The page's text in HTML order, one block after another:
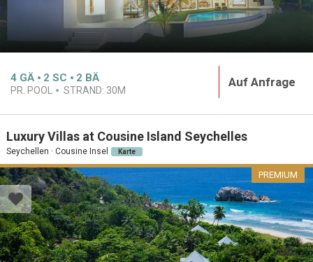
4 GÄ 2 SC 2 BÄ
PR. POOL STRAND: 30M
Auf Anfrage
Luxury Villas at Cousine Island Seychelles
Seychellen · Cousine Insel Karte
PREMIUM